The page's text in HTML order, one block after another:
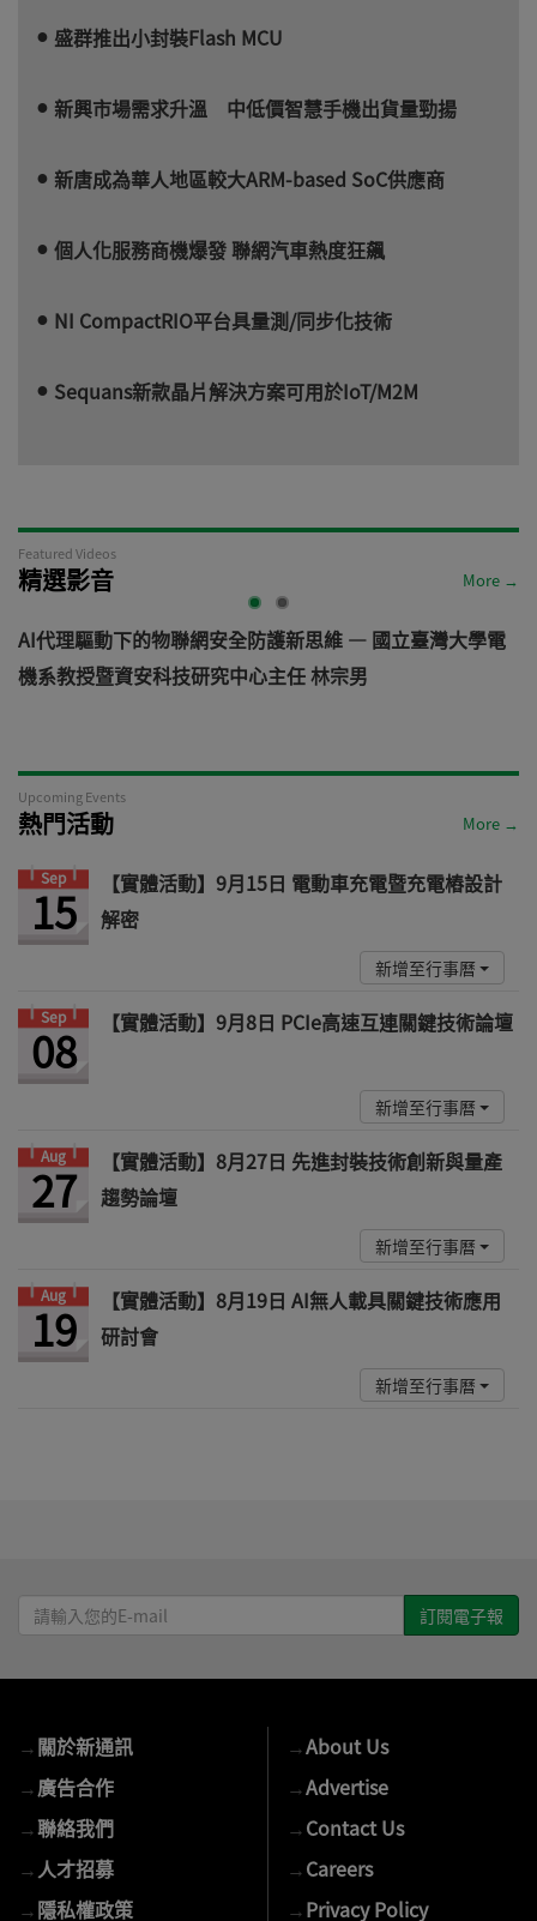
盛群推出小封裝Flash MCU
新興市場需求升溫 中低價智慧手機出貨量勁揚
新唐成為華人地區較大ARM-based SoC供應商
個人化服務商機爆發 聯網汽車熱度狂飆
NI CompactRIO平台具量測/同步化技術
Sequans新款晶片解決方案可用於IoT/M2M
Featured Videos
精選影音 More →
AI代理驅動下的物聯網安全防護新思維 — 國立臺灣大學電
機系教授暨資安科技研究中心主任 林宗男
Upcoming Events
熱門活動 More →
Sep
15
【實體活動】9月15日 電動車充電暨充電樁設計
解密
新增至行事曆
Sep
08 【實體活動】9月8日 PCIe高速互連關鍵技術論壇
新增至行事曆
Aug
27
【實體活動】8月27日 先進封裝技術創新與量產
趨勢論壇
新增至行事曆
Aug
19
【實體活動】8月19日 AI無人載具關鍵技術應用
研討會
新增至行事曆
請
輸
E-
mail
→關於新通訊
→廣告合作
→聯絡我們
→ 人才招募
→隱私權政策
→About Us
→Advertise
→Contact Us
→Careers
→Privacy Policy